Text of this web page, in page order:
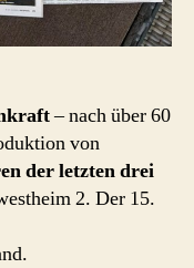
– nach über 60
von
der letzten drei
2. Der 15.